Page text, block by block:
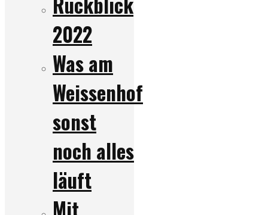
2022
Was am
Weissenhof
sonst
noch alles
läuft